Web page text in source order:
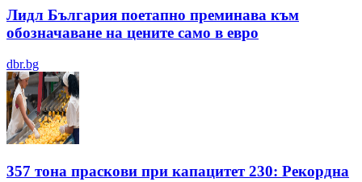
Лидл България поетапно преминава към
обозначаване на цените само в евро
dbr.bg
357 тона праскови при капацитет 230: Рекордна